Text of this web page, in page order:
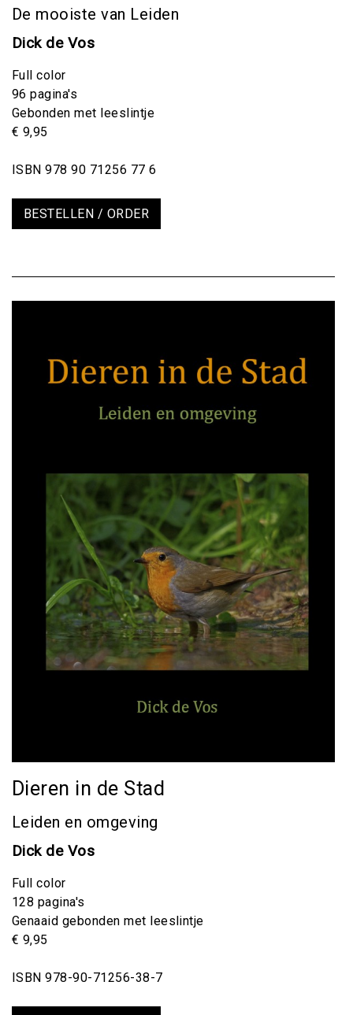
De mooiste van Leiden
Dick de Vos
Full color
96 pagina's
Gebonden met leeslintje
€ 9,95
ISBN 978 90 71256 77 6
BESTELLEN / ORDER
Dieren in de Stad
Leiden en omgeving
Dick de Vos
Full color
128 pagina's
Genaaid gebonden met leeslintje
€ 9,95
ISBN 978-90-71256-38-7